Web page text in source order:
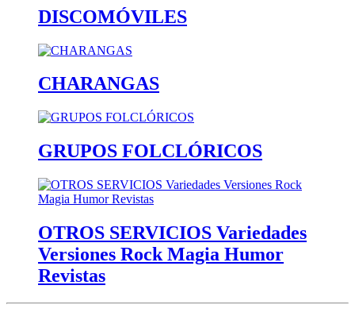
DISCOMÓVILES
CHARANGAS
GRUPOS FOLCLÓRICOS
OTROS SERVICIOS Variedades
Versiones Rock Magia Humor
Revistas